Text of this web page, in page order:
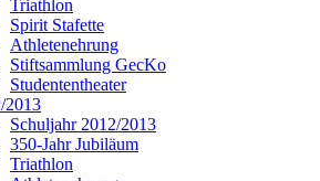
Triathlon
Spirit Stafette
Athletenehrung
Stiftsammlung GecKo
Studententheater
2013
Schuljahr 2012/2013
350-Jahr Jubiläum
Triathlon